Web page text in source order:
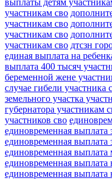
участникам сво
участникам сво
участникам сво
участникам сво дтсзн
единая выплата на
выплата 400 тысяч
беременной жене
случае гибели участника
земельного участка
губернатора участникам
участников сво
единовременная выплата
единовременная выплата
единовременная выплата
единовременная выплата
единовременная выплата